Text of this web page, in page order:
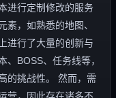
进行定制修改的服务
素，如熟悉的地图、
进行了大量的创新与
BOSS、任务线等，
的挑战性。 然而，需